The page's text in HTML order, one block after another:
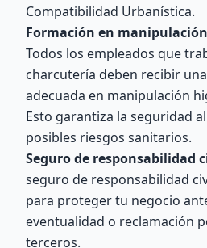
Compatibilidad Urbanística.
Formación en
Todos los empleados que
charcutería deben recibir
adecuada en manipulación
Esto garantiza la seguridad
posibles riesgos sanitarios.
Seguro de responsabilidad
seguro de responsabilidad
para proteger tu negocio
eventualidad o reclamación
terceros.